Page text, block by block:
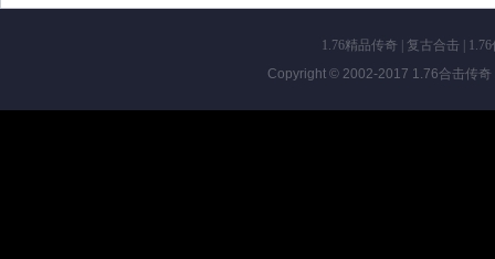
1.76精品传奇 复古合击|
Copyright © 2002-2017 1.76合击传奇